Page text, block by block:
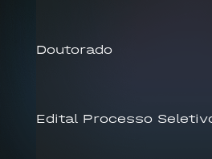
Doutorado
Edital Processo